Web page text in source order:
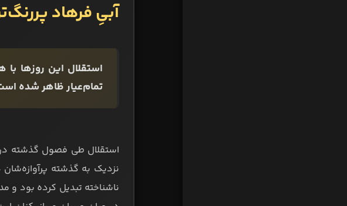
آبیِ فرهاد
استقلال این روزها
تمام‌عیار ظاهر شده
استقلال طی فصول گذشته در
نزدیک به گذشته پرآوازه‌شان
ناشناخته تبدیل کرده بود و